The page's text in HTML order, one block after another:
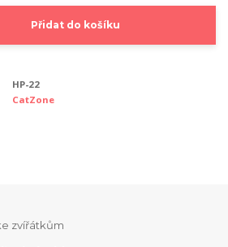
Přidat do košíku
HP-22
CatZone
zvířátkům